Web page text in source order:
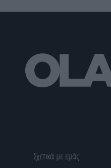
Σχετικά με εμάς